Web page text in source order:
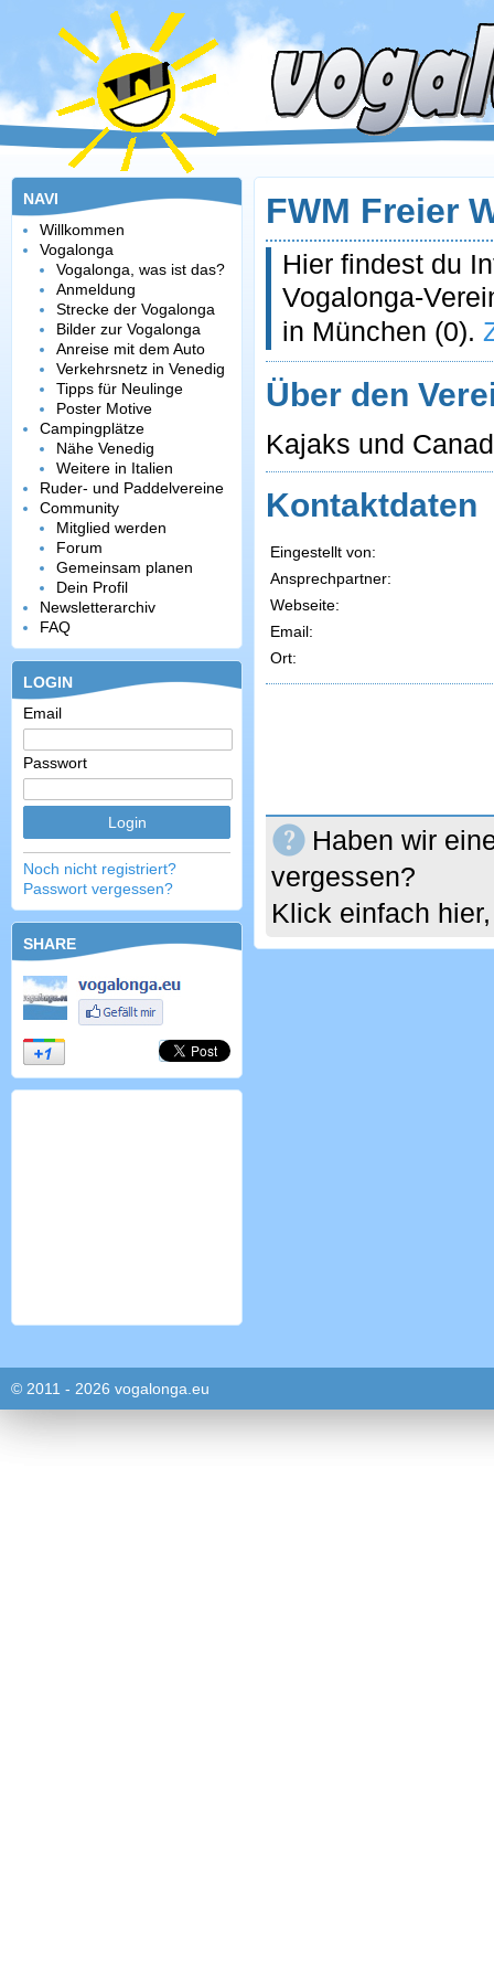
NAVI
Willkommen
Vogalonga
Vogalonga, was ist das?
Anmeldung
Strecke der Vogalonga
Bilder zur Vogalonga
Anreise mit dem Auto
Verkehrsnetz in Venedig
Tipps für Neulinge
Poster Motive
Campingplätze
Nähe Venedig
Weitere in Italien
Ruder- und Paddelvereine
Community
Mitglied werden
Forum
Gemeinsam planen
Dein Profil
Newsletterarchiv
FAQ
LOGIN
Email
Passwort
Noch nicht registriert?
Passwort vergessen?
SHARE
FWM Freier
Hier findest du
Vogalonga-
in München (0).
Über den
Kajaks und
Kontaktdaten
Eingestellt von:
Ansprechpartner:
Webseite:
Email:
Ort:
Haben wir
vergessen?
Klick einfach
© 2011 - 2026 vogalonga.eu